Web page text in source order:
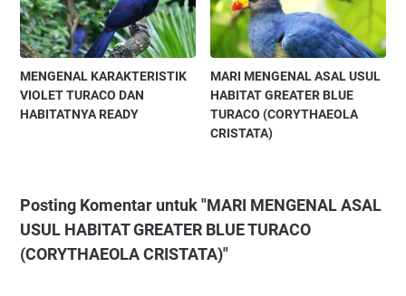
MENGENAL KARAKTERISTIK
VIOLET TURACO DAN
HABITATNYA READY
MARI MENGENAL ASAL USUL
HABITAT GREATER BLUE
TURACO (CORYTHAEOLA
CRISTATA)
Posting Komentar untuk "MARI MENGENAL ASAL
USUL HABITAT GREATER BLUE TURACO
(CORYTHAEOLA CRISTATA)"